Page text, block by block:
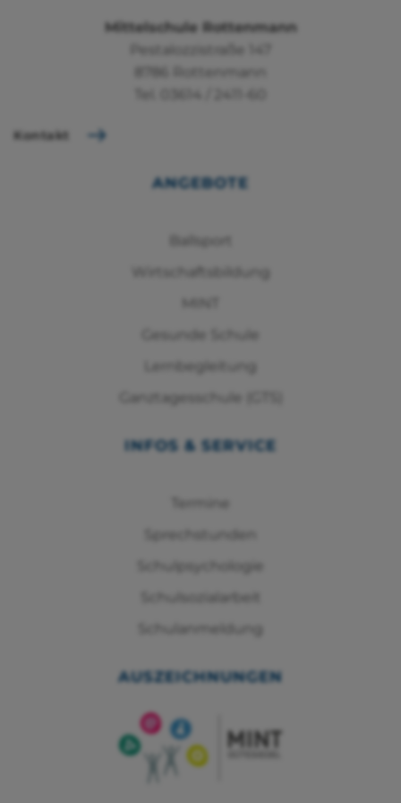
Mittelschule Rottenmann
Pestalozzistraße 147
8786 Rottenmann
Kontakt
ANGEBOTE
Ballsport
Wirtschaftsbildung
Gesunde Schule
Lernbegleitung
Ganztagesschule (GTS)
INFOS & SERVICE
Termine
Sprechstunden
Schulpsychologie
Schulsozialarbeit
Schulanmeldung
AUSZEICHNUNGEN